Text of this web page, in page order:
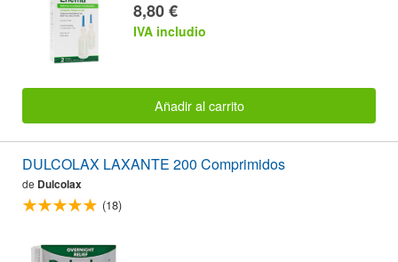
8,80 €
IVA includio
Añadir al carrito
DULCOLAX LAXANTE 200 Comprimidos
de Dulcolax
(18)